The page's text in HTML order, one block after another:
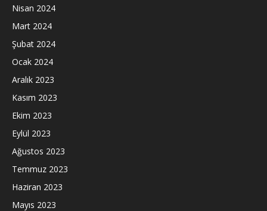
Nisan 2024
Mart 2024
Şubat 2024
Ocak 2024
Aralık 2023
Kasım 2023
Ekim 2023
Eylül 2023
Ağustos 2023
Temmuz 2023
Haziran 2023
Mayıs 2023